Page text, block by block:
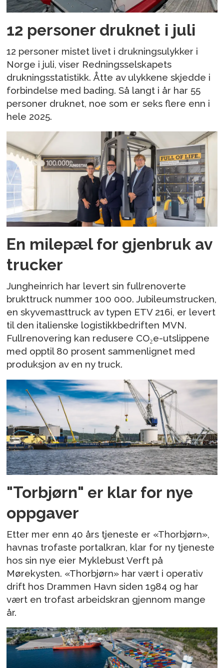
12 personer druknet i juli
12 personer mistet livet i drukningsulykker i
Norge i juli, viser Redningsselskapets
drukningsstatistikk. Åtte av ulykkene skjedde i
forbindelse med bading. Så langt i år har 55
personer druknet, noe som er seks flere enn i
hele 2025.
En milepæl for gjenbruk av
trucker
Jungheinrich har levert sin fullrenoverte
brukttruck nummer 100 000. Jubileumstrucken,
en skyvemasttruck av typen ETV 216i, er levert
til den italienske logistikkbedriften MVN.
Fullrenovering kan redusere CO₂e-utslippene
med opptil 80 prosent sammenlignet med
produksjon av en ny truck.
"Torbjørn" er klar for nye
oppgaver
Etter mer enn 40 års tjeneste er «Thorbjørn»,
havnas trofaste portalkran, klar for ny tjeneste
hos sin nye eier Myklebust Verft på
Mørekysten. «Thorbjørn» har vært i operativ
drift hos Drammen Havn siden 1984 og har
vært en trofast arbeidskran gjennom mange
år.